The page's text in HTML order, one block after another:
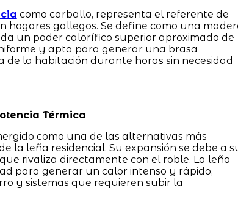
como carballo, representa el referente de
gallegos. Se define como una
un poder calorífico superior aproximado de
y apta para generar una brasa
la habitación durante horas sin necesidad
Térmica
como una de las alternativas más
la leña residencial. Su expansión se debe a
rivaliza directamente con el roble. La leña
para generar un calor intenso y rápido,
y sistemas que requieren subir la